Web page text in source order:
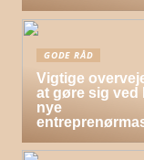
GODE RÅD
Vigtige
at gøre sig ved
nye